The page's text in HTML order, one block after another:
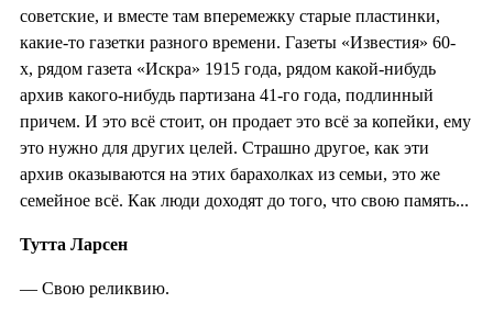
советские, и вместе там вперемежку старые пластинки,
какие-то газетки разного времени. Газеты «Известия» 60-
х, рядом газета «Искра» 1915 года, рядом какой-нибудь
архив какого-нибудь партизана 41-го года, подлинный
причем. И это всё стоит, он продает это всё за копейки, ему
это нужно для других целей. Страшно другое, как эти
архив оказываются на этих барахолках из семьи, это же
семейное всё. Как люди доходят до того, что свою память...
Тутта Ларсен
— Свою реликвию.